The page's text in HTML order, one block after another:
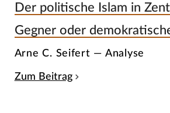
Der politische Islam in
Gegner oder
Arne C. Seifert — Analyse
Zum Beitrag